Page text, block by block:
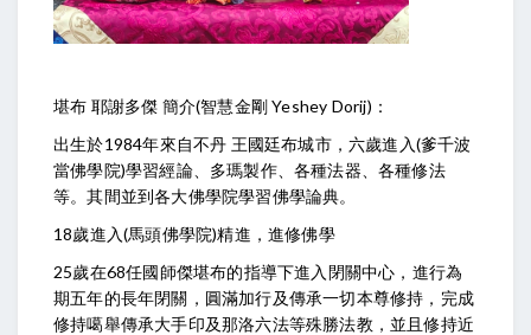
堪布 耶謝多傑 簡介(智慧金剛 Yeshey Dorij)：
出生於1984年來自不丹 王國廷布城市，六歲進入(爹千波
當佛學院)學習經論、多瑪製作、各種法器、各種修法
等。其間並到各大佛學院學習佛學論典。
18歲進入(馬頭佛學院)精進，進修佛學
25歲在68任國師傑堪布的指導下進入閉關中心，進行為
期五年的長年閉關，圓滿加行及傳承一切本尊修持，完成
修持噶舉傳承大手印及那洛六法等殊勝法教，並且修持近